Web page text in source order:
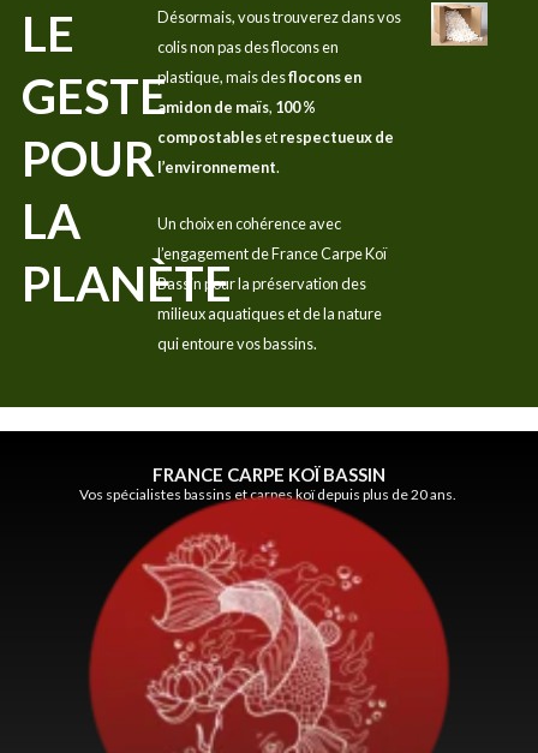
LE
GESTE
POUR
LA
PLANÈTE
Désormais, vous trouverez dans vos
colis non pas des flocons en
plastique, mais desflocons en
amidon de maïs, 100 %
compostablesetrespectueux de
l’environnement.
Un choix en cohérence avec
l’engagement de France Carpe Koï
Bassin pour la préservation des
milieux aquatiques et de la nature
qui entoure vos bassins.
FRANCE CARPE KOÏ BASSIN
Vos spécialistes bassins et carpes koï depuis plus de 20 ans.